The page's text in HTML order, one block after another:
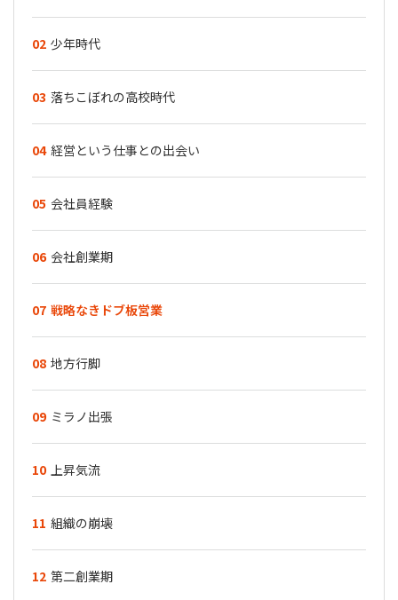
02 少年時代
03 落ちこぼれの高校時代
04 経営という仕事との出会い
05 会社員経験
06 会社創業期
07 戦略なきドブ板営業
08 地方行脚
09 ミラノ出張
10 上昇気流
11 組織の崩壊
12 第二創業期